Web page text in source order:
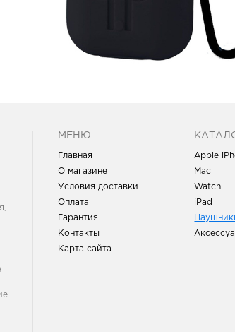
МЕНЮ
Главная
О магазине
Условия доставки
Оплата
Гарантия
Контакты
Карта сайта
Apple
Mac
Watch
iPad